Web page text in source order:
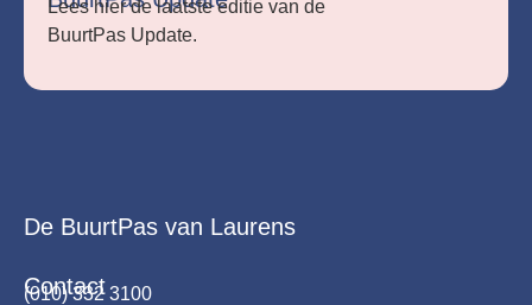
Lees hier de laatste editie van de
BuurtPas Update.
De BuurtPas van Laurens
Contact
(010) 332 3100